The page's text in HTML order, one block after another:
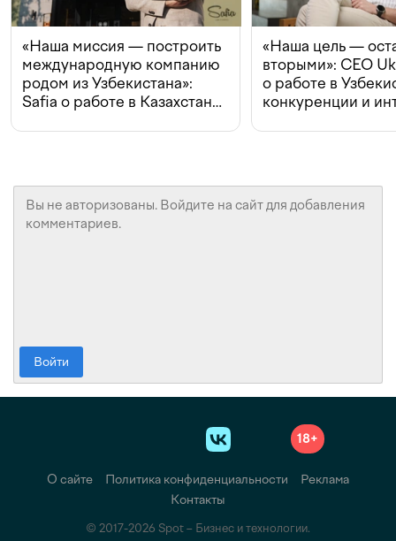
«Наша миссия — построить
международную компанию
родом из Узбекистана»:
Safia о работе в Казахстане,
«Наша цель —
вторыми»: CEO
о работе в
конкуренции и
Войти
18+
О сайте Политика конфиденциальности
Реклама
Контакты
© 2017-2026 Spot – Бизнес и технологии.